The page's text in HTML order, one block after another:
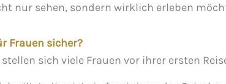
nur sehen, sondern wirklich erleben
Frauen sicher?
stellen sich viele Frauen vor ihrer ersten